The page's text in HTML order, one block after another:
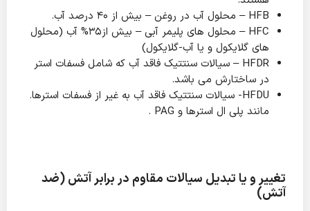
HFB – محلول آب در روغن – بیش از 40 درصد آب.
HFC – محلول های پلیمر آبی – بیش از35% آب (محلول
های گلایکول و یا آب-گلایکول)
HFDR – سیالات سنتتیک فاقد آب که شامل فسفات استر
در ساختارش می باشد.
HFDU- سیالات سنتتیک فاقد آب به غیر از فسفات استرها.
مانند پلی ال استرها و PAG .
تغییر و یا تبدیل سیالات مقاوم در برابر آتش (ضد
آتش)